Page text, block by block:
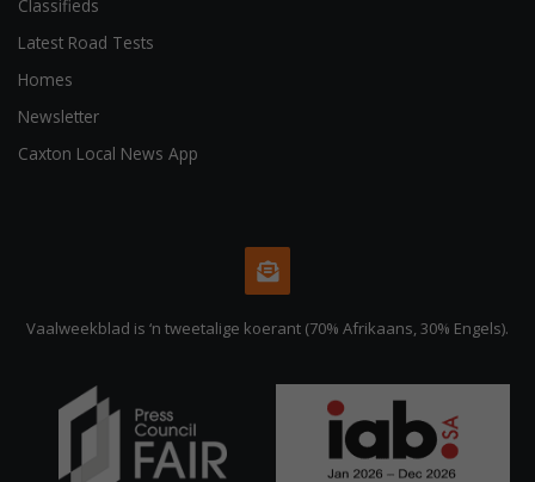
Classifieds
Latest Road Tests
Homes
Newsletter
Caxton Local News App
Vaalweekblad is ‘n tweetalige koerant (70% Afrikaans, 30% Engels).